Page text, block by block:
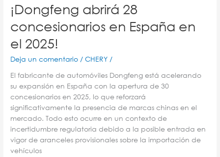
¡Dongfeng abrirá 28
concesionarios en España en
el 2025!
Deja un comentario /CHERY /
El fabricante de automóviles Dongfeng está acelerando
su expansión en España con la apertura de 30
concesionarios en 2025, lo que reforzará
significativamente la presencia de marcas chinas en el
mercado. Todo esto ocurre en un contexto de
incertidumbre regulatoria debido a la posible entrada en
vigor de aranceles provisionales sobre la importación de
vehículos